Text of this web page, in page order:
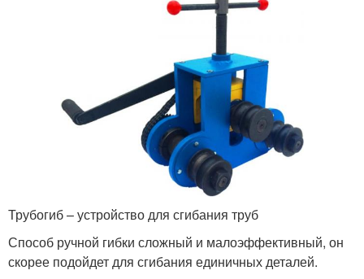
Трубогиб – устройство для сгибания труб
Способ ручной гибки сложный и малоэффективный, он
скорее подойдет для сгибания единичных деталей.